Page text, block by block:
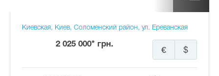
Киевская, Киев, Соломенский район, ул. Ереванская
2 025 000* грн.
$
€